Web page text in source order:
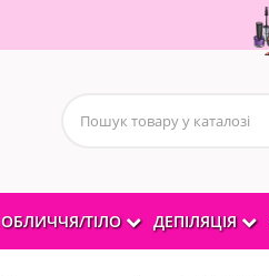
ОБЛИЧЧЯ/ТІЛО ДЕПІЛЯЦІЯ